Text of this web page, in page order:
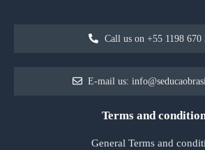
Call us on +55 1198 670
E-mail us:
Terms and
General Terms and